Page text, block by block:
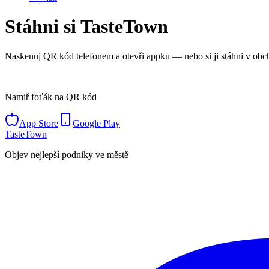
Stáhni si TasteTown
Naskenuj QR kód telefonem a otevři appku — nebo si ji stáhni v
Namiř foťák na QR kód
App Store
Google Play
TasteTown
Objev nejlepší podniky ve městě